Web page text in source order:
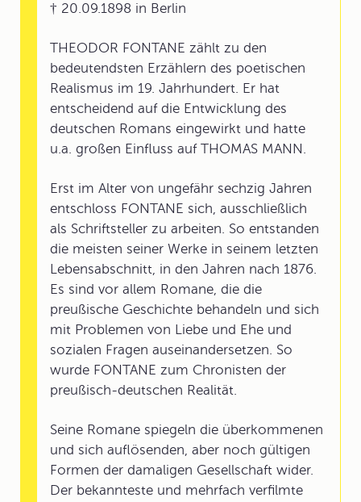
† 20.09.1898 in Berlin
THEODOR FONTANE zählt zu den
bedeutendsten Erzählern des poetischen
Realismus im 19. Jahrhundert. Er hat
entscheidend auf die Entwicklung des
deutschen Romans eingewirkt und hatte
u.a. großen Einfluss auf THOMAS MANN.
Erst im Alter von ungefähr sechzig Jahren
entschloss FONTANE sich, ausschließlich
als Schriftsteller zu arbeiten. So entstanden
die meisten seiner Werke in seinem letzten
Lebensabschnitt, in den Jahren nach 1876.
Es sind vor allem Romane, die die
preußische Geschichte behandeln und sich
mit Problemen von Liebe und Ehe und
sozialen Fragen auseinandersetzen. So
wurde FONTANE zum Chronisten der
preußisch-deutschen Realität.
Seine Romane spiegeln die überkommenen
und sich auflösenden, aber noch gültigen
Formen der damaligen Gesellschaft wider.
Der bekannteste und mehrfach verfilmte